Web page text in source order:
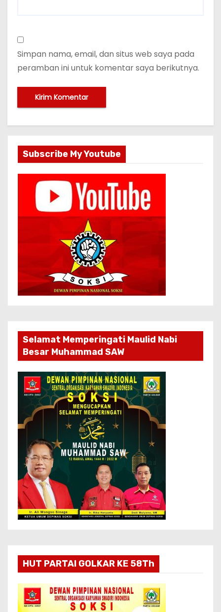
Simpan nama, email, dan situs web saya pada
peramban ini untuk komentar saya berikutnya.
Subscribe My Youtube
Selamat Memperingati Maulid Nabi
Besar Muhammad SAW
HUT PARTAI GOLKAR KE 58Th